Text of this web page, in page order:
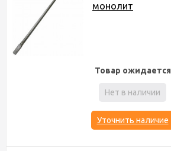
монолит
Товар ожидается
Нет в наличии
Уточнить наличие